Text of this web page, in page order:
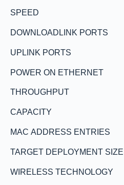
SPEED
DOWNLOADLINK PORTS
UPLINK PORTS
POWER ON ETHERNET
THROUGHPUT
CAPACITY
MAC ADDRESS ENTRIES
TARGET DEPLOYMENT SIZE
WIRELESS TECHNOLOGY